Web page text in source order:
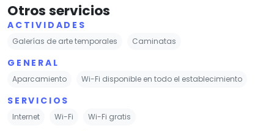
Otros servicios
ACTIVIDADES
Galerías de arte temporales Caminatas
GENERAL
Aparcamiento Wi-Fi disponible en todo el establecimiento
SERVICIOS
Internet Wi-Fi Wi-Fi gratis